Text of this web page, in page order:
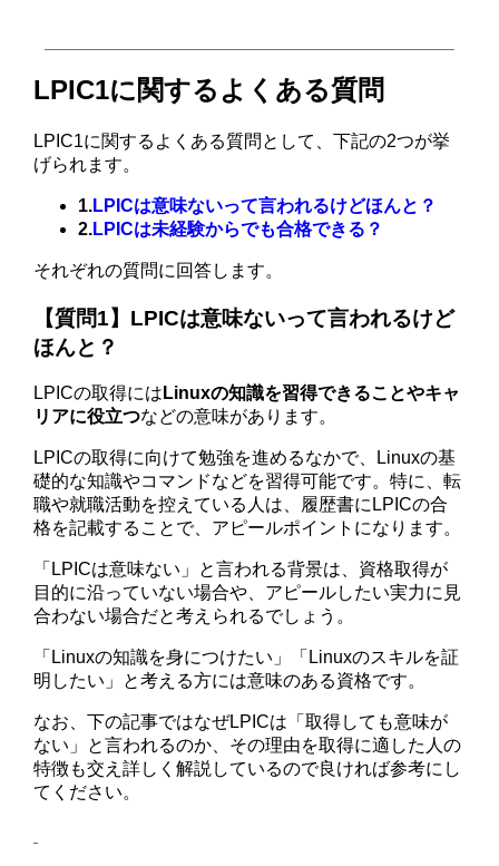
LPIC1に関するよくある質問
LPIC1に関するよくある質問として、下記の2つが挙
げられます。
1.LPICは意味ないって言われるけどほんと？
2.LPICは未経験からでも合格できる？
それぞれの質問に回答します。
【質問1】LPICは意味ないって言われるけど
ほんと？
LPICの取得には Linuxの知識を習得できることやキャ
リアに役立つなどの意味があります。
LPICの取得に向けて勉強を進めるなかで、Linuxの基
礎的な知識やコマンドなどを習得可能です。特に、転
職や就職活動を控えている人は、履歴書にLPICの合
格を記載することで、アピールポイントになります。
「LPICは意味ない」と言われる背景は、資格取得が
目的に沿っていない場合や、アピールしたい実力に見
合わない場合だと考えられるでしょう。
「Linuxの知識を身につけたい」「Linuxのスキルを証
明したい」と考える方には意味のある資格です。
なお、下の記事ではなぜLPICは「取得しても意味が
ない」と言われるのか、その理由を取得に適した人の
特徴も交え詳しく解説しているので良ければ参考にし
てください。